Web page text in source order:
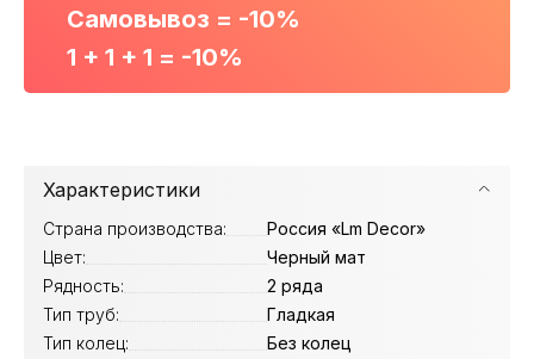
Самовывоз = -10%
1 + 1 + 1 = -10%
Характеристики
Страна производства:
Россия «Lm Decor»
Цвет:
Черный мат
Рядность:
2 ряда
Тип труб:
Гладкая
Тип колец:
Без колец